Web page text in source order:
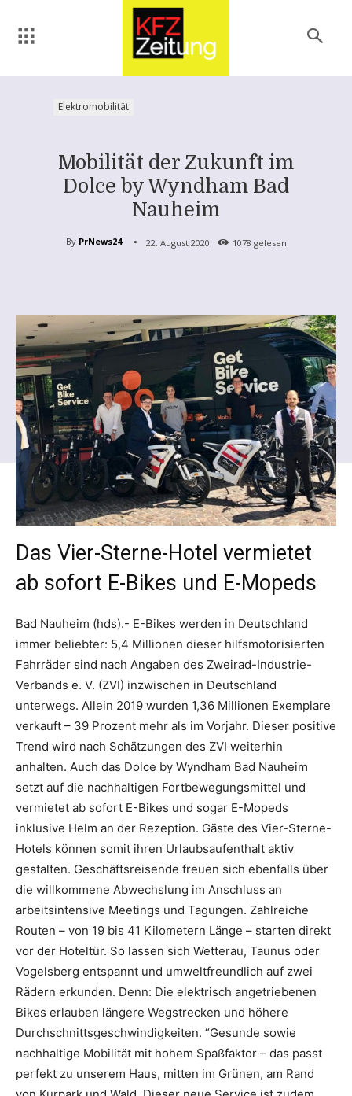
Elektromobilität
Mobilität der Zukunft im
Dolce by Wyndham Bad
Nauheim
By PrNews24 22. August 2020 1078 gelesen
Das Vier-Sterne-Hotel vermietet
ab sofort E-Bikes und E-Mopeds
Bad Nauheim (hds).- E-Bikes werden in Deutschland
immer beliebter: 5,4 Millionen dieser hilfsmotorisierten
Fahrräder sind nach Angaben des Zweirad-Industrie-
Verbands e. V. (ZVI) inzwischen in Deutschland
unterwegs. Allein 2019 wurden 1,36 Millionen Exemplare
verkauft – 39 Prozent mehr als im Vorjahr. Dieser positive
Trend wird nach Schätzungen des ZVI weiterhin
anhalten. Auch das Dolce by Wyndham Bad Nauheim
setzt auf die nachhaltigen Fortbewegungsmittel und
vermietet ab sofort E-Bikes und sogar E-Mopeds
inklusive Helm an der Rezeption. Gäste des Vier-Sterne-
Hotels können somit ihren Urlaubsaufenthalt aktiv
gestalten. Geschäftsreisende freuen sich ebenfalls über
die willkommene Abwechslung im Anschluss an
arbeitsintensive Meetings und Tagungen. Zahlreiche
Routen – von 19 bis 41 Kilometern Länge – starten direkt
vor der Hoteltür. So lassen sich Wetterau, Taunus oder
Vogelsberg entspannt und umweltfreundlich auf zwei
Rädern erkunden. Denn: Die elektrisch angetriebenen
Bikes erlauben längere Wegstrecken und höhere
Durchschnittsgeschwindigkeiten. “Gesunde sowie
nachhaltige Mobilität mit hohem Spaßfaktor – das passt
perfekt zu unserem Haus, mitten im Grünen, am Rand